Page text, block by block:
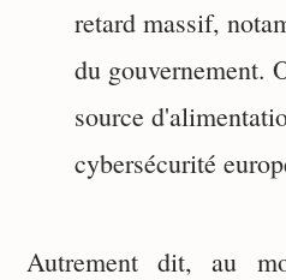
retard massif,
du gouvernement.
source
cybersécurité
Autrement dit, au